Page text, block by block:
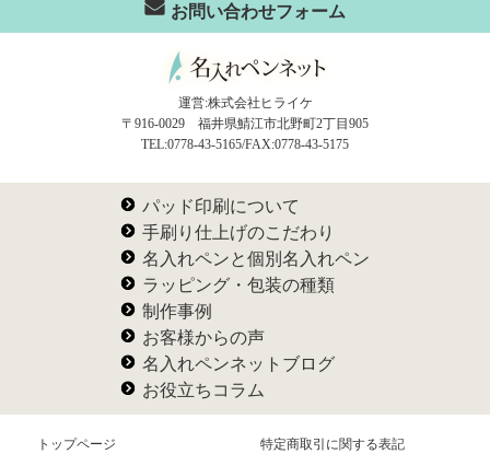
お問い合わせフォーム
運営:株式会社ヒライケ
〒916-0029 福井県鯖江市北野町2丁目905
TEL:0778-43-5165/FAX:0778-43-5175
パッド印刷について
手刷り仕上げのこだわり
名入れペンと個別名入れペン
ラッピング・包装の種類
制作事例
お客様からの声
名入れペンネットブログ
お役立ちコラム
トップページ 特定商取引に関する表記